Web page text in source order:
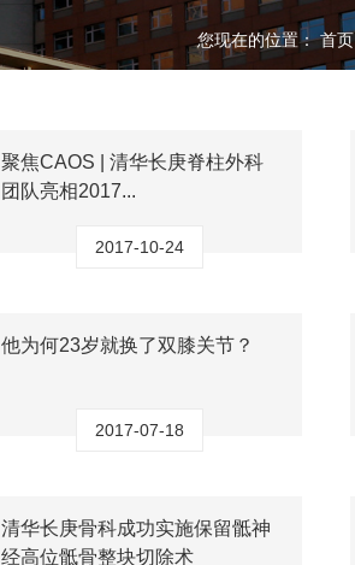
您现在的位置：首页
聚焦CAOS | 清华长庚脊柱外科
团队亮相2017...
2017-10-24
他为何23岁就换了双膝关节？
2017-07-18
清华长庚骨科成功实施保留骶神
经高位骶骨整块切除术